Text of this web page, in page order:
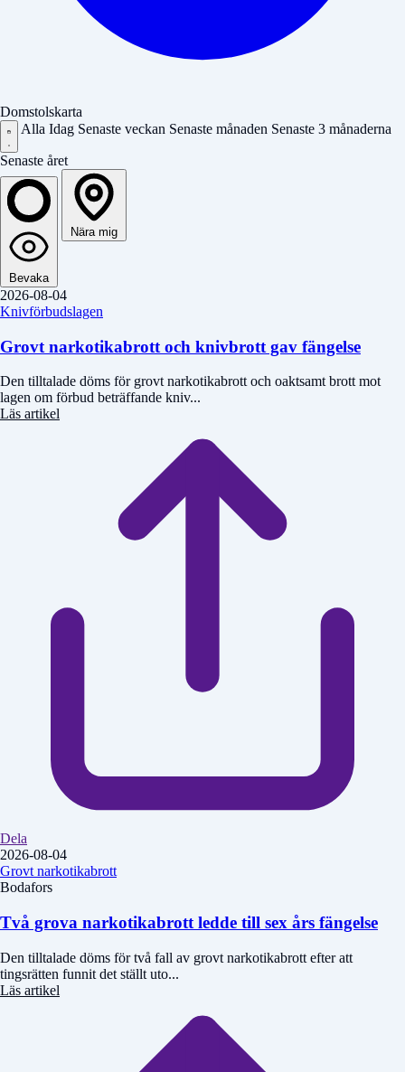
Domstolskarta
Alla Idag Senaste veckan Senaste månaden Senaste 3 månaderna
Senaste året
Bevaka
Nära mig
2026-08-04
Knivförbudslagen
Grovt narkotikabrott och knivbrott gav fängelse
Den tilltalade döms för grovt narkotikabrott och oaktsamt brott mot
lagen om förbud beträffande kniv...
Läs artikel
Dela
2026-08-04
Grovt narkotikabrott
Bodafors
Två grova narkotikabrott ledde till sex års fängelse
Den tilltalade döms för två fall av grovt narkotikabrott efter att
tingsrätten funnit det ställt uto...
Läs artikel